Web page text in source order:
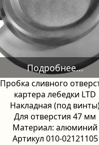
Пробка сливного
картера лебедки LTD
Накладная (под
Для отверстия 47 мм
Материал: алюминий
Артикул 010-02121105